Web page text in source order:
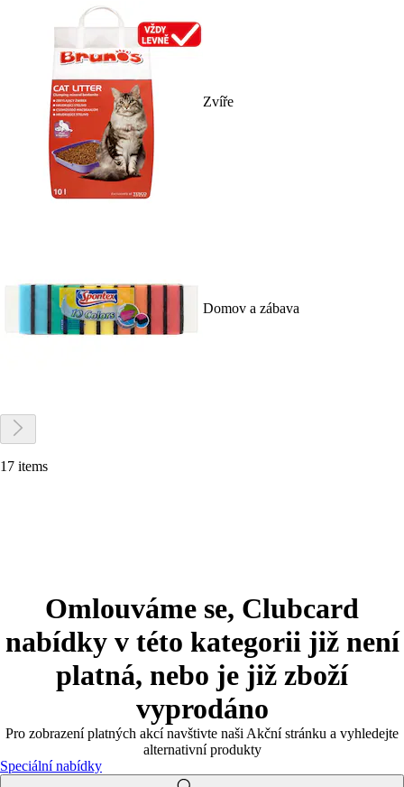
Zvíře
Domov a zábava
17 items
Omlouváme se, Clubcard
nabídky v této kategorii již není
platná, nebo je již zboží
vyprodáno
Pro zobrazení platných akcí navštivte naši Akční stránku a vyhledejte
alternativní produkty
Speciální nabídky